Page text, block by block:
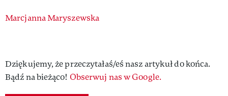
Authors
Marcjanna Maryszewska
Dziękujemy, że przeczytałaś/eś nasz artykuł do końca.
Bądź na bieżąco! Obserwuj nas w Google.